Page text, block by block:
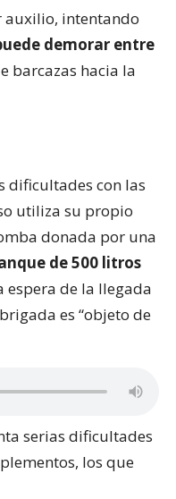
auxilio, intentando
demorar entre
barcazas hacia la
dificultades con las
utiliza su propio
donada por una
de 500 litros
de la llegada
es “objeto de
serias dificultades
los que